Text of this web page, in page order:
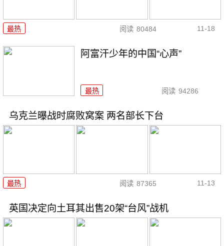
最热 阅读 80484 11-18
阿富汗少年的中国“心声”
最热 阅读 94286
乌克兰曝战时腐败窝案 两名部长下台
最热 阅读 87365 11-13
英国决定向土耳其出售20架“台风”战机